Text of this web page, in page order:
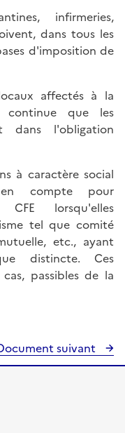
infirmeries,
dans tous les
d'imposition de
affectés à la
continue que les
dans l'obligation
à caractère social
compte pour
lorsqu'elles
tel que comité
etc., ayant
distincte. Ces
passibles de la
suivant